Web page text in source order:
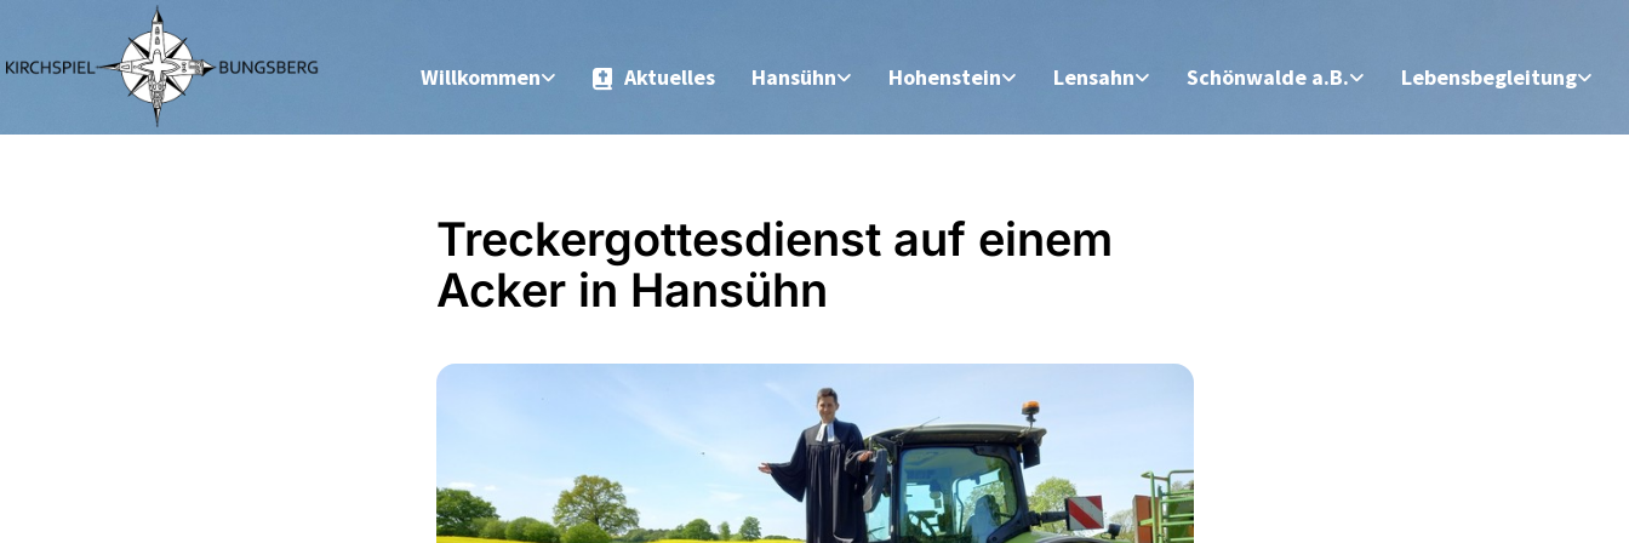
Willkommen Aktuelles Hansühn Hohenstein Lensahn Schönwalde a.B. Lebensbegleitung
Treckergottesdienst auf einem
Acker in Hansühn